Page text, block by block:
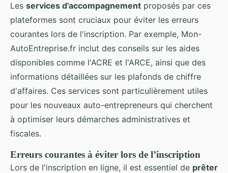
Les services d'accompagnement proposés par ces
plateformes sont cruciaux pour éviter les erreurs
courantes lors de l'inscription. Par exemple, Mon-
AutoEntreprise.fr inclut des conseils sur les aides
disponibles comme l'ACRE et l'ARCE, ainsi que des
informations détaillées sur les plafonds de chiffre
d'affaires. Ces services sont particulièrement utiles
pour les nouveaux auto-entrepreneurs qui cherchent
à optimiser leurs démarches administratives et
fiscales.
Erreurs courantes à éviter lors de l’inscription
Lors de l'inscription en ligne, il est essentiel de prêter